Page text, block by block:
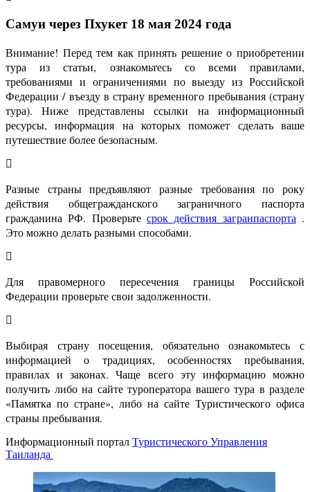
Самуи через Пхукет 18 мая 2024 года
Внимание! Перед тем как принять решение о приобретении
тура из статьи, ознакомьтесь со всеми правилами,
требованиями и ограничениями по выезду из Российской
Федерации / въезду в страну временного пребывания (страну
тура). Ниже представлены ссылки на информационный
ресурсы, информация на которых поможет сделать ваше
путешествие более безопасным.
Разные страны предъявляют разные требования по року
действия общегражданского заграничного паспорта
гражданина РФ. Проверьте срок действия загранпаспорта .
Это можно делать разными способами.
Для правомерного пересечения границы Российской
Федерации проверьте свои задолженности.
Выбирая страну посещения, обязательно ознакомьтесь с
информацией о традициях, особенностях пребывания,
правилах и законах. Чаще всего эту информацию можно
получить либо на сайте туроператора вашего тура в разделе
«Памятка по стране», либо на сайте Туристического офиса
страны пребывания.
Информационный портал Туристического Управления
Таиланда